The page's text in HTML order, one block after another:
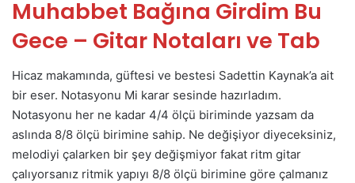
Muhabbet Bağına Girdim Bu
Gece – Gitar Notaları ve Tab
Hicaz makamında, güftesi ve bestesi Sadettin Kaynak’a ait
bir eser. Notasyonu Mi karar sesinde hazırladım.
Notasyonu her ne kadar 4/4 ölçü biriminde yazsam da
aslında 8/8 ölçü birimine sahip. Ne değişiyor diyeceksiniz,
melodiyi çalarken bir şey değişmiyor fakat ritm gitar
çalıyorsanız ritmik yapıyı 8/8 ölçü birimine göre çalmanız